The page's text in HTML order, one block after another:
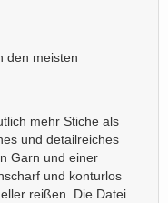
den meisten
mehr Stiche als
und detailreiches
Garn und einer
und konturlos
reißen. Die Datei